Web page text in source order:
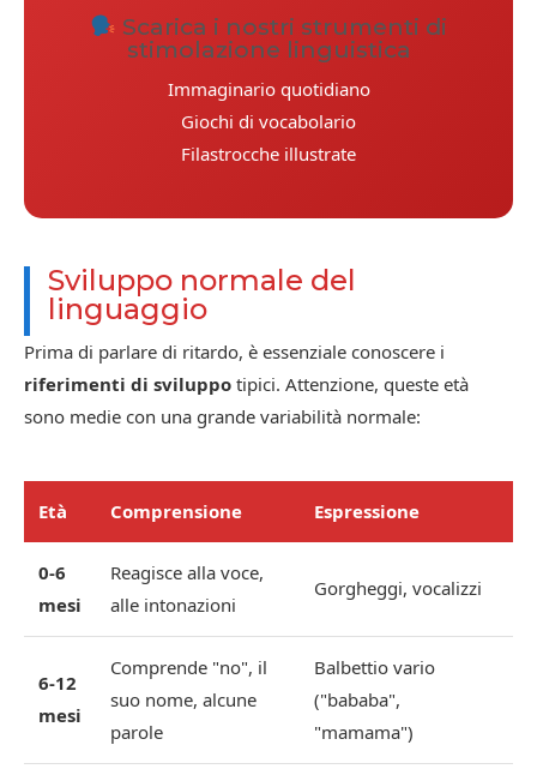
Scarica i nostri strumenti di
stimolazione linguistica
Immaginario quotidiano
Giochi di vocabolario
Filastrocche illustrate
Sviluppo normale del
linguaggio
Prima di parlare di ritardo, è essenziale conoscere i
riferimenti di sviluppo tipici. Attenzione, queste età
sono medie con una grande variabilità normale:
Età Comprensione Espressione
0-6
mesi
Reagisce alla voce,
alle intonazioni
Gorgheggi, vocalizzi
6-12
mesi
Comprende "no", il
suo nome, alcune
parole
Balbettio vario
("bababa",
"mamama")